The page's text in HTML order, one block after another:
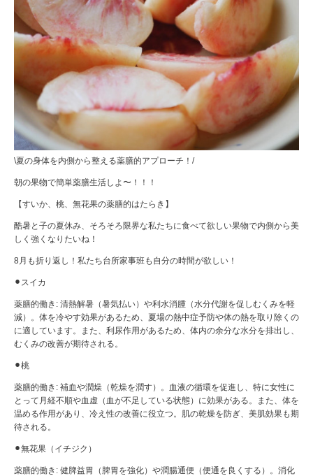
\夏の身体を内側から整える薬膳的アプローチ！/
朝の果物で簡単薬膳生活しよ〜！！！
【すいか、桃、無花果の薬膳的はたらき】
酷暑と子の夏休み、そろそろ限界な私たちに食べて欲しい果物で内側から美
しく強くなりたいね！
8月も折り返し！私たち台所家事班も自分の時間が欲しい！
⚫︎スイカ
薬膳的働き: 清熱解暑（暑気払い）や利水消腫（水分代謝を促しむくみを軽
減）。体を冷やす効果があるため、夏場の熱中症予防や体の熱を取り除くの
に適しています。また、利尿作用があるため、体内の余分な水分を排出し、
むくみの改善が期待される。
⚫︎桃
薬膳的働き: 補血や潤燥（乾燥を潤す）。血液の循環を促進し、特に女性に
とって月経不順や血虚（血が不足している状態）に効果がある。また、体を
温める作用があり、冷え性の改善に役立つ。肌の乾燥を防ぎ、美肌効果も期
待される。
⚫︎無花果（イチジク）
薬膳的働き: 健脾益胃（脾胃を強化）や潤腸通便（便通を良くする）。消化